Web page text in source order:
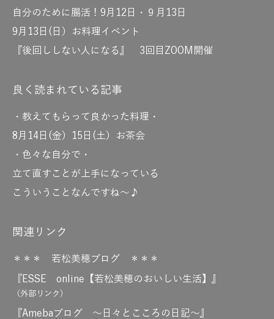
自分のために腸活！9月12日・９月13日
9月13日(日）お料理イベント
『後回ししない人になる』 3回目ZOOM開催
良く読まれている記事
・教えてもらって良かった料理・
8月14日(金）15日(土）お茶会
・色々な自分で・
立て直すことが上手になっている
こういうことなんですね～♪
関連リンク
＊＊＊ 若松美穂ブログ ＊＊＊
『ESSE online【若松美穂のおいしい生活】』
（外部リンク）
『Amebaブログ ～日々とこころの日記～』